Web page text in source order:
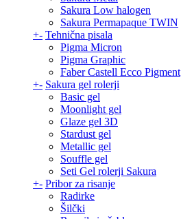
Sakura Low halogen
Sakura Permapaque TWIN
+- Tehnična pisala
Pigma Micron
Pigma Graphic
Faber Castell Ecco Pigment
+- Sakura gel rolerji
Basic gel
Moonlight gel
Glaze gel 3D
Stardust gel
Metallic gel
Souffle gel
Seti Gel rolerji Sakura
+- Pribor za risanje
Radirke
Šilčki